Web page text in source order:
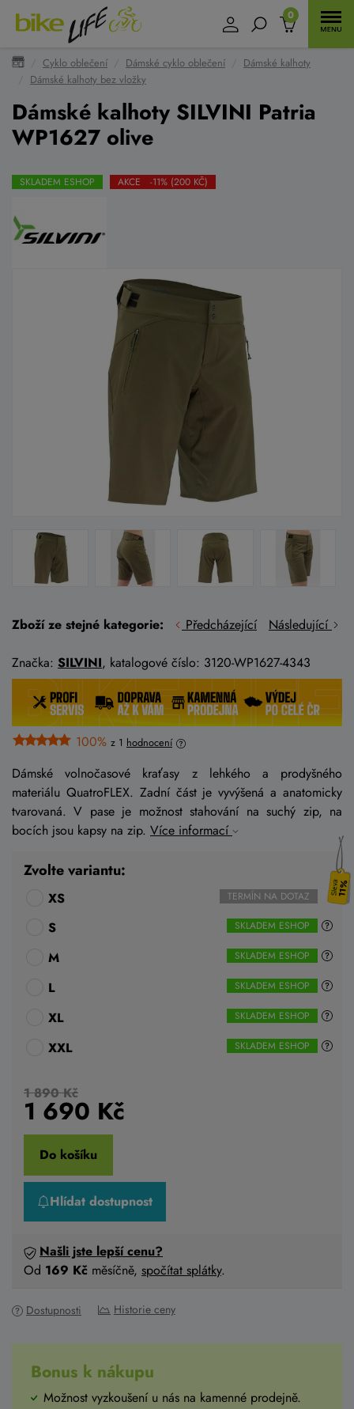
0
Cyklo oblečení Dámské cyklo oblečení
Dámské kalhoty
Dámské kalhoty bez vložky
Dámské kalhoty SILVINI Patria
WP1627 olive
SKLADEM ESHOP AKCE -11% (200 KČ)
Zboží ze stejné kategorie: Předcházející Následující
Značka: SILVINI, katalogové číslo: 3120-WP1627-4343
100% z 1 hodnocení
Dámské volnočasové kraťasy z lehkého a prodyšného
materiálu QuatroFLEX. Zadní část je vyvýšená a anatomicky
tvarovaná. V pase je možnost stahování na suchý zip, na
bocích jsou kapsy na zip. Více informací
11%
Zvolte variantu:
XS TERMÍN NA DOTAZ
S SKLADEM ESHOP
M SKLADEM ESHOP
L SKLADEM ESHOP
XL SKLADEM ESHOP
XXL SKLADEM ESHOP
1 890 Kč
1 690 Kč
Do košíku
Hlídat dostupnost
Našli jste lepší cenu?
Od 169 Kč měsíčně, spočítat splátky.
Dostupnosti Historie ceny
Bonus k nákupu
Možnost vyzkoušení u nás na kamenné prodejně.